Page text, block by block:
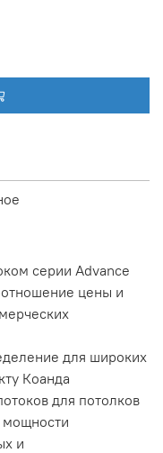
серии Advance
цены и
для широких
Коанда
для потолков
мощности
и